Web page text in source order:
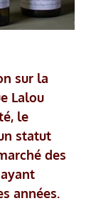
sur la
Lalou
le
statut
des
années.